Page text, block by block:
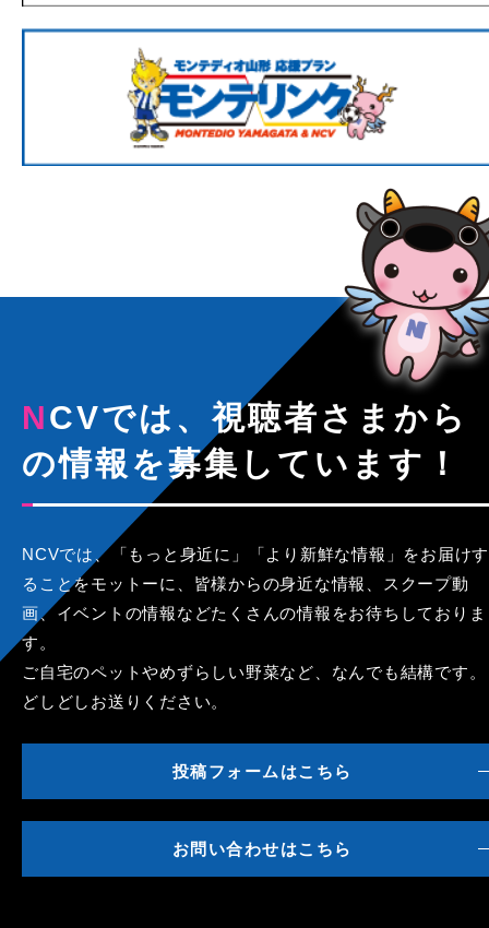
NCVでは、視聴者さまから
の情報を募集しています！
NCVでは、「もっと身近に」「より新鮮な情報」をお届けす
ることをモットーに、皆様からの身近な情報、スクープ動
画、イベントの情報などたくさんの情報をお待ちしておりま
す。
ご自宅のペットやめずらしい野菜など、なんでも結構です。
どしどしお送りください。
投稿フォームはこちら
お問い合わせはこちら